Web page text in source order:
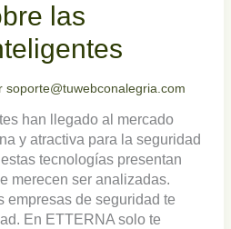
las
soporte@tuwebconalegria.com
han llegado al mercado
y atractiva para la seguridad
tecnologías presentan
merecen ser analizadas.
empresas de seguridad te
En ETTERNA solo te